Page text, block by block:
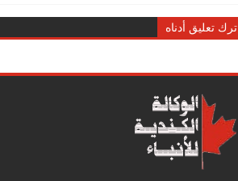
ترك تعليق أدناه